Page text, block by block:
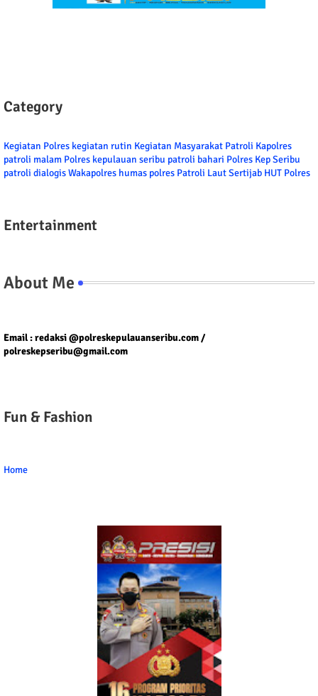
Category
Kegiatan Polres kegiatan rutin Kegiatan Masyarakat Patroli Kapolres
patroli malam Polres kepulauan seribu patroli bahari Polres Kep Seribu
patroli dialogisWakapolres humas polres Patroli LautSertijab HUT Polres
Entertainment
About Me
Email : redaksi @polreskepulauanseribu.com /
polreskepseribu@gmail.com
Fun & Fashion
Home